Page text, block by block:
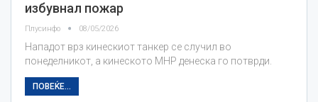
избувнал пожар
Плусинфо 08/05/2026
Нападот врз кинескиот танкер се случил во
понеделникот, а кинеското МНР денеска го потврди.
ПОВЕЌЕ...